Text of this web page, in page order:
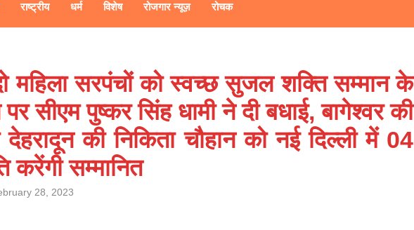
राष्ट्रीय धर्म विशेष रोजगार न्यूज़ रोचक
महिला सरपंचों को स्वच्छ सुजल शक्ति सम्मान के
सीएम पुष्कर सिंह धामी ने दी बधाई, बागेश्वर की
देहरादून की निकिता चौहान को नई दिल्ली में 04
करेंगी सम्मानित
28, 2023